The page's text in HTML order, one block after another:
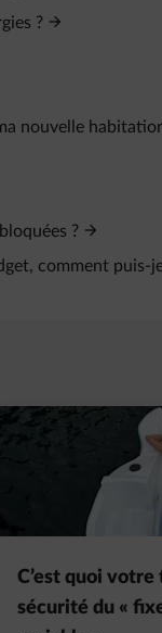
?
nouvelle
?
comment puis-
nouvel onglet
C’est quoi votre
sécurité du «